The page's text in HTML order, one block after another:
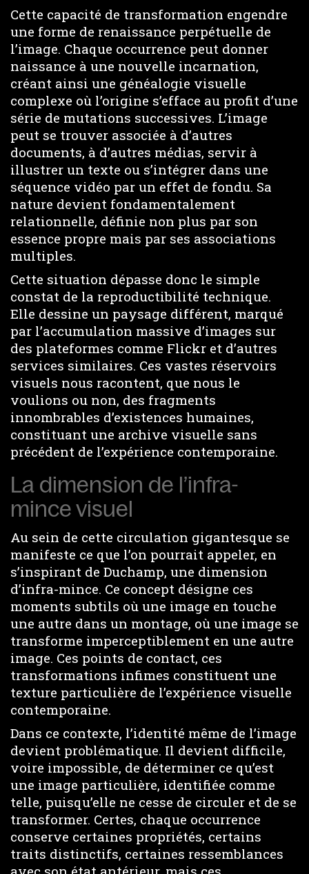
Cette capacité de transformation engendre
une forme de renaissance perpétuelle de
l’image. Chaque occurrence peut donner
naissance à une nouvelle incarnation,
créant ainsi une généalogie visuelle
complexe où l’origine s’efface au profit d’une
série de mutations successives. L’image
peut se trouver associée à d’autres
documents, à d’autres médias, servir à
illustrer un texte ou s’intégrer dans une
séquence vidéo par un effet de fondu. Sa
nature devient fondamentalement
relationnelle, définie non plus par son
essence propre mais par ses associations
multiples.
Cette situation dépasse donc le simple
constat de la reproductibilité technique.
Elle dessine un paysage différent, marqué
par l’accumulation massive d’images sur
des plateformes comme Flickr et d’autres
services similaires. Ces vastes réservoirs
visuels nous racontent, que nous le
voulions ou non, des fragments
innombrables d’existences humaines,
constituant une archive visuelle sans
précédent de l’expérience contemporaine.
La dimension de l’infra-
mince visuel
Au sein de cette circulation gigantesque se
manifeste ce que l’on pourrait appeler, en
s’inspirant de Duchamp, une dimension
d’infra-mince. Ce concept désigne ces
moments subtils où une image en touche
une autre dans un montage, où une image se
transforme imperceptiblement en une autre
image. Ces points de contact, ces
transformations infimes constituent une
texture particulière de l’expérience visuelle
contemporaine.
Dans ce contexte, l’identité même de l’image
devient problématique. Il devient difficile,
voire impossible, de déterminer ce qu’est
une image particulière, identifiée comme
telle, puisqu’elle ne cesse de circuler et de se
transformer. Certes, chaque occurrence
conserve certaines propriétés, certains
traits distinctifs, certaines ressemblances